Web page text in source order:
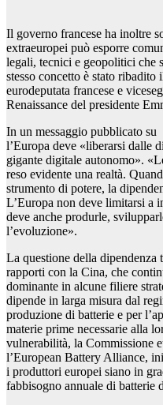
Il governo francese ha inoltre
extraeuropei può esporre
legali, tecnici e geopolitici che
stesso concetto è stato
eurodeputata francese e
Renaissance del presidente
In un messaggio pubblicato
l’Europa deve «liberarsi dalle
gigante digitale autonomo».
reso evidente una realtà.
strumento di potere, la
L’Europa non deve limitarsi a
deve anche produrle,
l’evoluzione».
La questione della
rapporti con la Cina, che
dominante in alcune filiere
dipende in larga misura dal
produzione di batterie e per
materie prime necessarie alla
vulnerabilità, la Commissione
l’European Battery Alliance,
i produttori europei siano in
fabbisogno annuale di batterie